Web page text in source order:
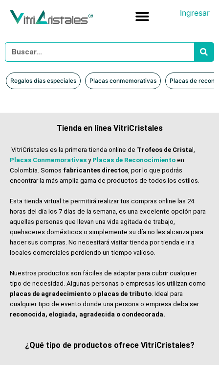
Ingresar
Regalos días especiales Placas conmemorativas Placas de
Tienda en línea VitriCristales
VitriCristales es la primera tienda online de Trofeos de Crista l,
Placas Conmemorativas y Placas de Reconocimiento en
Colombia. Somos fabricantes directos, por lo que podrás
encontrar la más amplia gama de productos de todos los estilos.
Esta tienda virtual te permitirá realizar tus compras online las 24
horas del día los 7 días de la semana, es una excelente opción para
aquellas personas que llevan una vida agitada de trabajo,
quehaceres domésticos o simplemente su día no les alcanza para
hacer sus compras. No necesitará visitar tienda por tienda e ir a
locales comerciales perdiendo un tiempo valioso.
Nuestros productos son fáciles de adaptar para cubrir cualquier
tipo de necesidad. Algunas personas o empresas los utilizan como
placas de agradecimiento o placas de tributo. Ideal para
cualquier tipo de evento donde una persona o empresa deba ser
reconocida, elogiada, agradecida o condecorada.
¿Qué tipo de productos ofrece VitriCristales?